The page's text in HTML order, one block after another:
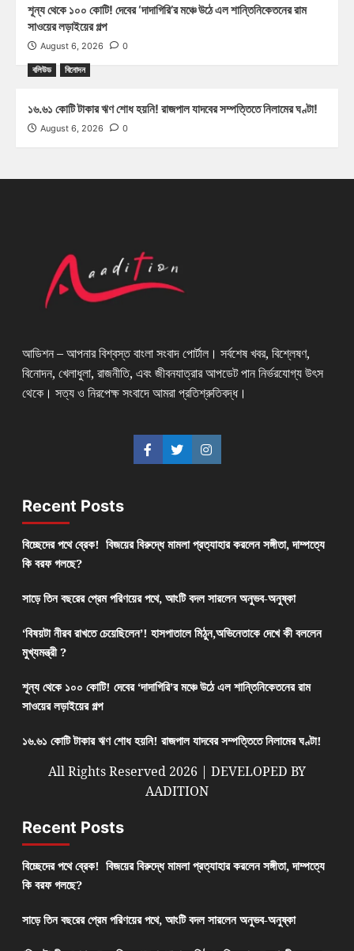
শূন্য থেকে ১০০ কোটি! দেবের ‘দাদাগিরি’র মঞ্চে উঠে এল শান্তিনিকেতনের রাম
সাওয়ের লড়াইয়ের গল্প
August 6, 2026 0
বলিউড বিনোদন
১৬.৬১ কোটি টাকার ঋণ শোধ হয়নি! রাজপাল যাদবের সম্পত্তিতে নিলামের ঘণ্টা!
August 6, 2026 0
আডিশন – আপনার বিশ্বস্ত বাংলা সংবাদ পোর্টাল। সর্বশেষ খবর, বিশ্লেষণ,
বিনোদন, খেলাধুলা, রাজনীতি, এবং জীবনযাত্রার আপডেট পান নির্ভরযোগ্য উৎস
থেকে। সত্য ও নিরপেক্ষ সংবাদে আমরা প্রতিশ্রুতিবদ্ধ।
Recent Posts
বিচ্ছেদের পথে ব্রেক! বিজয়ের বিরুদ্ধে মামলা প্রত্যাহার করলেন সঙ্গীতা, দাম্পত্যে
কি বরফ গলছে?
সাড়ে তিন বছরের প্রেম পরিণয়ের পথে, আংটি বদল সারলেন অনুভব-অনুষ্কা
‘বিষয়টা নীরব রাখতে চেয়েছিলেন’! হাসপাতালে মিঠুন,অভিনেতাকে দেখে কী বললেন
মুখ্যমন্ত্রী ?
শূন্য থেকে ১০০ কোটি! দেবের ‘দাদাগিরি’র মঞ্চে উঠে এল শান্তিনিকেতনের রাম
সাওয়ের লড়াইয়ের গল্প
১৬.৬১ কোটি টাকার ঋণ শোধ হয়নি! রাজপাল যাদবের সম্পত্তিতে নিলামের ঘণ্টা!
All Rights Reserved 2026 | DEVELOPED BY
AADITION
Recent Posts
বিচ্ছেদের পথে ব্রেক! বিজয়ের বিরুদ্ধে মামলা প্রত্যাহার করলেন সঙ্গীতা, দাম্পত্যে
কি বরফ গলছে?
সাড়ে তিন বছরের প্রেম পরিণয়ের পথে, আংটি বদল সারলেন অনুভব-অনুষ্কা